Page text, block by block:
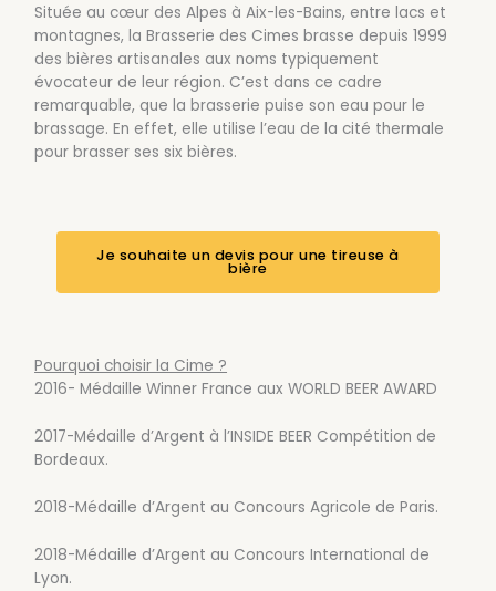
Située au cœur des Alpes à Aix-les-Bains, entre lacs et
montagnes, la Brasserie des Cimes brasse depuis 1999
des bières artisanales aux noms typiquement
évocateur de leur région. C’est dans ce cadre
remarquable, que la brasserie puise son eau pour le
brassage. En effet, elle utilise l’eau de la cité thermale
pour brasser ses six bières.
Je souhaite un devis pour une tireuse à
bière
Pourquoi choisir la Cime ?
2016- Médaille Winner France aux WORLD BEER AWARD
2017-Médaille d’Argent à l’INSIDE BEER Compétition de
Bordeaux.
2018-Médaille d’Argent au Concours Agricole de Paris.
2018-Médaille d’Argent au Concours International de
Lyon.